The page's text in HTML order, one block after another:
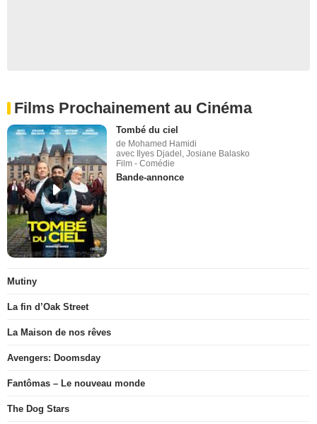
Films Prochainement au Cinéma
Tombé du ciel
de Mohamed Hamidi
avec Ilyes Djadel, Josiane Balasko
Film - Comédie
Bande-annonce
Mutiny
La fin d’Oak Street
La Maison de nos rêves
Avengers: Doomsday
Fantômas – Le nouveau monde
The Dog Stars